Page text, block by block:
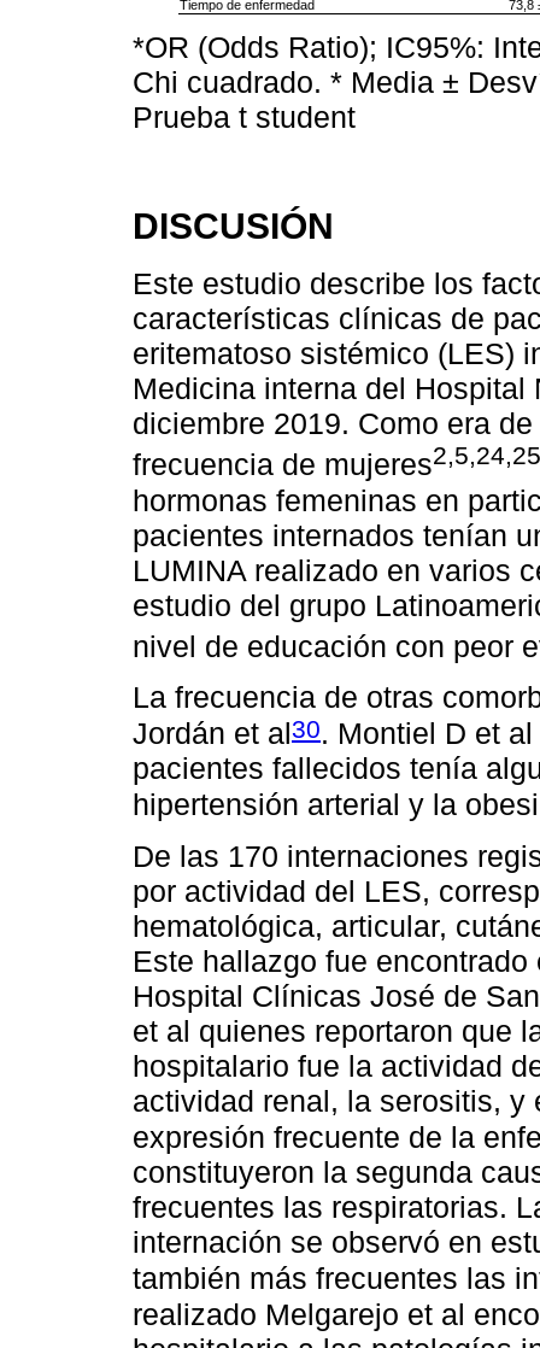
Tiempo de enfermedad 73,8
*OR (Odds Ratio); IC95%:
Chi cuadrado. * Media ±
Prueba t student
DISCUSIÓN
Este estudio describe los
características clínicas de
eritematoso sistémico (LES)
Medicina interna del
diciembre 2019. Como era
frecuencia de mujeres
hormonas femeninas en
pacientes internados tenían
LUMINA realizado en varios
estudio del grupo
nivel de educación con peor
La frecuencia de otras
Jordán et al30. Montiel D et
pacientes fallecidos tenía
hipertensión arterial y la
De las 170 internaciones
por actividad del LES,
hematológica, articular,
Este hallazgo fue
Hospital Clínicas José de
et al quienes reportaron que
hospitalario fue la actividad
actividad renal, la serositis, y
expresión frecuente de la
constituyeron la segunda
frecuentes las respiratorias.
internación se observó en
también más frecuentes las
realizado Melgarejo et al